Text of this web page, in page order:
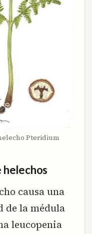
Pteridium
helechos
causa una
de la médula
leucopenia